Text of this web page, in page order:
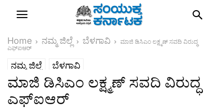
Home ನಮ್ಮ ಜಿಲ್ಲೆ ಬೆಳಗಾವಿ
ಮಾಜಿ ಡಿಸಿಎಂ ಲಕ್ಷ್ಮಣ್ ಸವದಿ ವಿರುದ್ಧ
ಎಫ್‌ಐಆರ್
ನಮ್ಮ ಜಿಲ್ಲೆ ಬೆಳಗಾವಿ
ಮಾಜಿ ಡಿಸಿಎಂ ಲಕ್ಷ್ಮಣ್ ಸವದಿ ವಿರುದ್ಧ
ಎಫ್‌ಐಆರ್